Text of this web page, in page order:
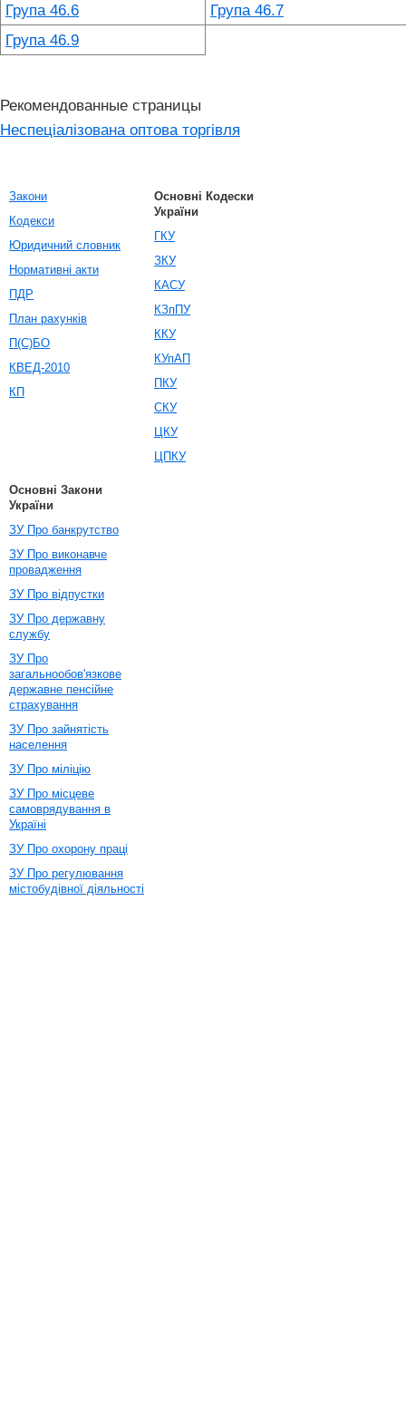
Група 46.6
Група 46.7
Група 46.9
Рекомендованные страницы
Неспеціалізована оптова торгівля
Закони
Кодекси
Юридичний словник
Нормативні акти
ПДР
План рахунків
П(С)БО
КВЕД-2010
КП
Основні Кодески
України
ГКУ
ЗКУ
КАСУ
КЗпПУ
ККУ
КУпАП
ПКУ
СКУ
ЦКУ
ЦПКУ
Основні Закони
України
ЗУ Про банкрутство
ЗУ Про виконавче
провадження
ЗУ Про відпустки
ЗУ Про державну
службу
ЗУ Про
загальнообов'язкове
державне пенсійне
страхування
ЗУ Про зайнятість
населення
ЗУ Про міліцію
ЗУ Про місцеве
самоврядування в
Україні
ЗУ Про охорону праці
ЗУ Про регулювання
містобудівної діяльності